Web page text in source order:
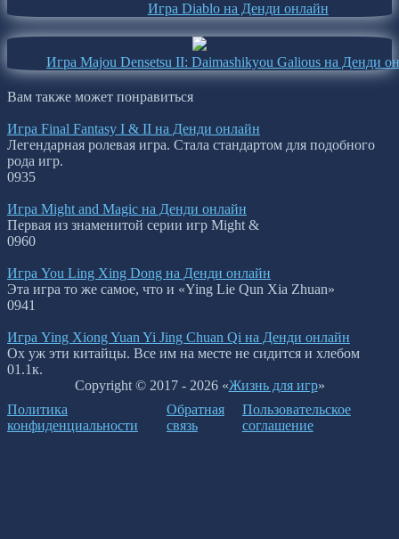
Игра Diablo на Денди онлайн
Игра Majou Densetsu II: Daimashikyou Galious на Денди
Вам также может понравиться
Игра Final Fantasy I & II на Денди онлайн
Легендарная ролевая игра. Стала стандартом для подобного
рода игр.
0935
Игра Might and Magic на Денди онлайн
Первая из знаменитой серии игр Might &
0960
Игра You Ling Xing Dong на Денди онлайн
Эта игра то же самое, что и «Ying Lie Qun Xia Zhuan»
0941
Игра Ying Xiong Yuan Yi Jing Chuan Qi на Денди онлайн
Ох уж эти китайцы. Все им на месте не сидится и хлебом
01.1к.
Copyright © 2017 - 2026 «Жизнь для игр»
Политика
конфиденциальности
Обратная
связь
Пользовательское
соглашение